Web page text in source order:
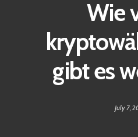
Wie
gibt es
July 7,